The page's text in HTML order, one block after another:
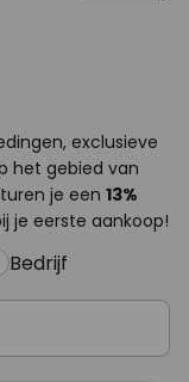
exclusieve
het gebied van
je een 13%
je eerste aankoop!
Bedrijf